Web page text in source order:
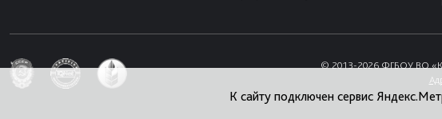
© 2013-2026 ФГБОУ ВО
К сайту подключен сервис